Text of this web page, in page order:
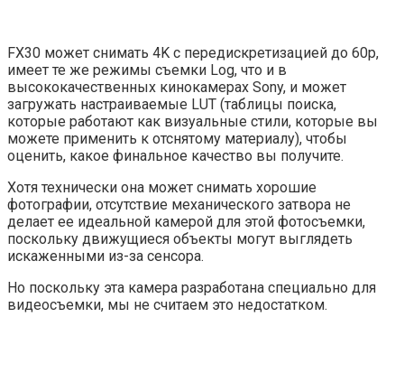
FX30 может снимать 4K с передискретизацией до 60p,
имеет те же режимы съемки Log, что и в
высококачественных кинокамерах Sony, и может
загружать настраиваемые LUT (таблицы поиска,
которые работают как визуальные стили, которые вы
можете применить к отснятому материалу), чтобы
оценить, какое финальное качество вы получите.
Хотя технически она может снимать хорошие
фотографии, отсутствие механического затвора не
делает ее идеальной камерой для этой фотосъемки,
поскольку движущиеся объекты могут выглядеть
искаженными из-за сенсора.
Но поскольку эта камера разработана специально для
видеосъемки, мы не считаем это недостатком.